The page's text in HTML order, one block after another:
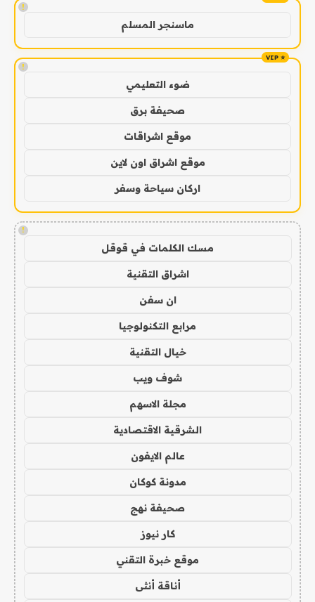
!
ماسنجر المسلم
!
ضوء التعليمي
صحيفة برق
موقع اشراقات
موقع اشراق اون لاين
اركان سياحة وسفر
!
مسك الكلمات في قوقل
اشراق التقنية
ان سفن
مرابع التكنولوجيا
خيال التقنية
شوف ويب
مجلة الاسهم
الشرقية الاقتصادية
عالم الايفون
مدونة كوكان
صحيفة نهج
كار نيوز
موقع خبرة التقني
أناقة أنثى